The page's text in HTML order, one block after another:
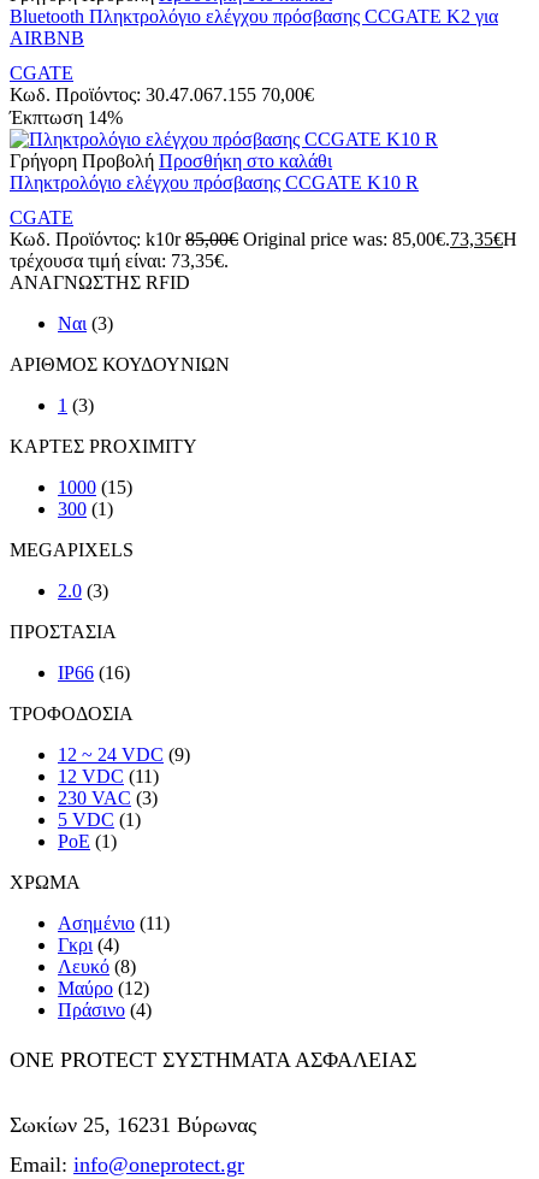
Βluetooth Πληκτρολόγιο ελέγχου πρόσβασης CCGATE K2 για
AIRBNB
CGATE
Κωδ. Προϊόντος: 30.47.067.155 70,00€
Έκπτωση 14%
Γρήγορη Προβολή Προσθήκη στο καλάθι
Πληκτρολόγιο ελέγχου πρόσβασης CCGATE K10 R
CGATE
Κωδ. Προϊόντος: k10r 85,00€ Original price was: 85,00€.73,35€Η
τρέχουσα τιμή είναι: 73,35€.
ΑΝΑΓΝΩΣΤΗΣ RFID
Ναι (3)
ΑΡΙΘΜΟΣ ΚΟΥΔΟΥΝΙΩΝ
1 (3)
ΚΑΡΤΕΣ PROXIMITY
1000 (15)
300 (1)
MEGAPIXELS
2.0 (3)
ΠΡΟΣΤΑΣΙΑ
IP66 (16)
ΤΡΟΦΟΔΟΣΙΑ
12 ~ 24 VDC (9)
12 VDC (11)
230 VAC (3)
5 VDC (1)
PoE (1)
ΧΡΩΜΑ
Ασημένιο (11)
Γκρι (4)
Λευκό (8)
Μαύρο (12)
Πράσινο (4)
ONE PROTECT ΣΥΣΤΗΜΑΤΑ ΑΣΦΑΛΕΙΑΣ
Σωκίων 25, 16231 Βύρωνας
Email: info@oneprotect.gr